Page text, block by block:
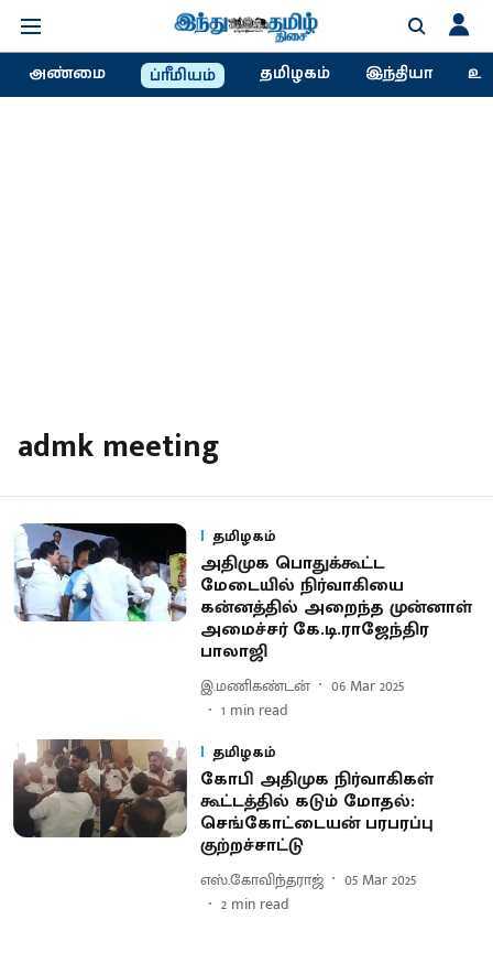
அண்மை ப்ரீமியம் தமிழகம் இந்தியா
admk meeting
தமிழகம்
அதிமுக பொதுக்கூட்ட
மேடையில் நிர்வாகியை
கன்னத்தில் அறைந்த முன்னாள்
அமைச்சர் கே.டி.ராஜேந்திர
பாலாஜி
இ.மணிகண்டன்
06 Mar 2025
1 min read
தமிழகம்
கோபி அதிமுக நிர்வாகிகள்
கூட்டத்தில் கடும் மோதல்:
செங்கோட்டையன் பரபரப்பு
குற்றச்சாட்டு
எஸ்.கோவிந்தராஜ்
05 Mar 2025
2 min read